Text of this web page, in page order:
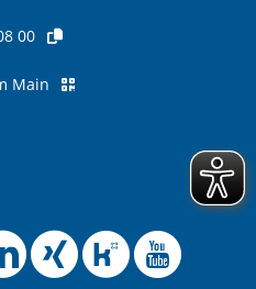
00
Main
Offizielle